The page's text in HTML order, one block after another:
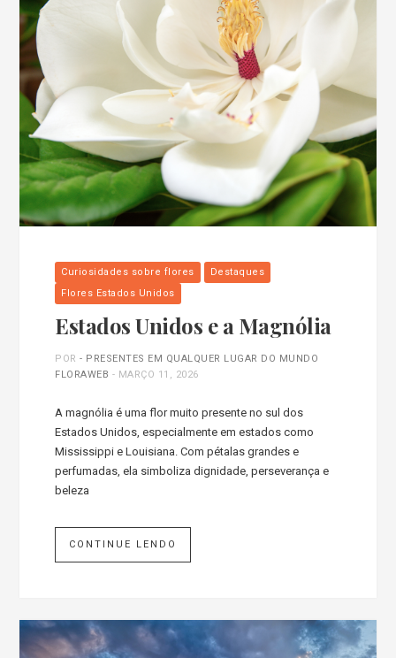
Curiosidades sobre flores
Destaques
Flores Estados Unidos
Estados Unidos e a Magnólia
POR- PRESENTES EM QUALQUER LUGAR DO MUNDO
FLORAWEB - MARÇO 11, 2026
A magnólia é uma flor muito presente no sul dos
Estados Unidos, especialmente em estados como
Mississippi e Louisiana. Com pétalas grandes e
perfumadas, ela simboliza dignidade, perseverança e
beleza
CONTINUE LENDO